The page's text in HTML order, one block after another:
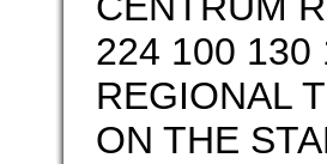
224 100 130
REGIONAL
ON THE